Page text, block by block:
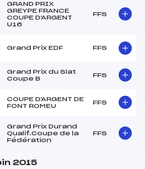
GRAND PRIX
GREYPE FRANCE
COUPE D'ARGENT
U16
FFS
Grand Prix EDF FFS
Grand Prix du Slat
Coupe B
FFS
COUPE D'ARGENT DE
FONT ROMEU
FFS
Grand Prix Durand
Qualif.Coupe de la
Fédération
FFS
2015